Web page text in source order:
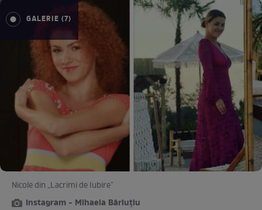
GALERIE (7)
Nicole din „Lacrimi de Iubire”
Instagram - Mihaela Bărluțiu